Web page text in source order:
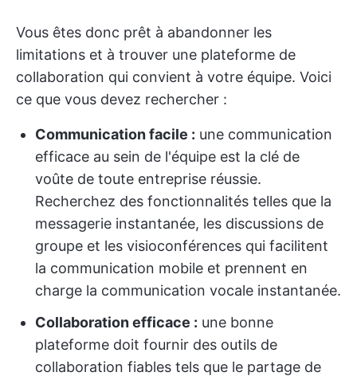
Vous êtes donc prêt à abandonner les
limitations et à trouver une plateforme de
collaboration qui convient à votre équipe. Voici
ce que vous devez rechercher :
Communication facile : une communication
efficace au sein de l'équipe est la clé de
voûte de toute entreprise réussie.
Recherchez des fonctionnalités telles que la
messagerie instantanée, les discussions de
groupe et les visioconférences qui facilitent
la communication mobile et prennent en
charge la communication vocale instantanée.
Collaboration efficace : une bonne
plateforme doit fournir des outils de
collaboration fiables tels que le partage de